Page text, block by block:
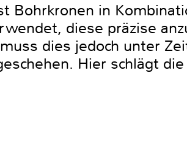
Bohrkronen in
diese präzise
dies jedoch unter
Hier schlägt